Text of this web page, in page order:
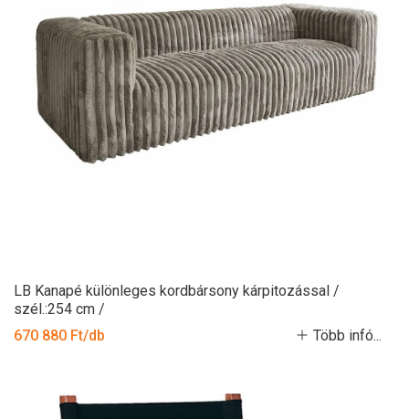
LB Kanapé különleges kordbársony kárpitozással /
szél.:254 cm /
670 880 Ft/db
Több infó...